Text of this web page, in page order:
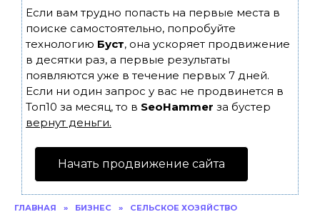
Если вам трудно попасть на первые места в
поиске самостоятельно, попробуйте
технологию Буст, она ускоряет продвижение
в десятки раз, а первые результаты
появляются уже в течение первых 7 дней.
Если ни один запрос у вас не продвинется в
Топ10 за месяц, то в SeoHammer за бустер
вернут деньги.
Начать продвижение сайта
ГЛАВНАЯ » БИЗНЕС » СЕЛЬСКОЕ ХОЗЯЙСТВО